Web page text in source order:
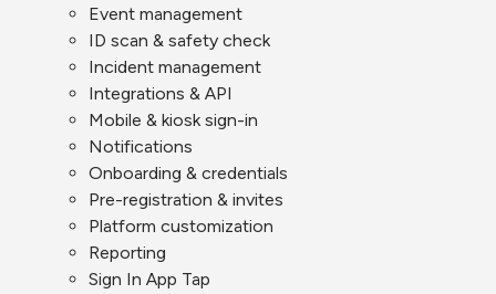
Event management
ID scan & safety check
Incident management
Integrations & API
Mobile & kiosk sign-in
Notifications
Onboarding & credentials
Pre-registration & invites
Platform customization
Reporting
Sign In App Tap